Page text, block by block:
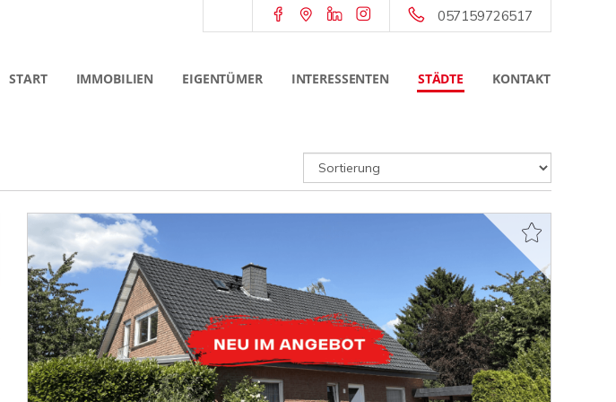
057159726517
START IMMOBILIEN EIGENTÜMER INTERESSENTEN STÄDTE KONTAKT